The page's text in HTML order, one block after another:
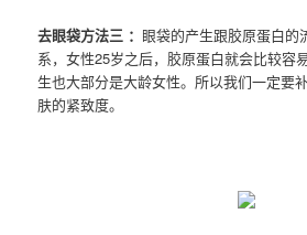
去眼袋方法三 ： 眼袋的产生跟胶原蛋白的
系，女性25岁之后，胶原蛋白就会比较容
生也大部分是大龄女性。所以我们一定要
肤的紧致度。